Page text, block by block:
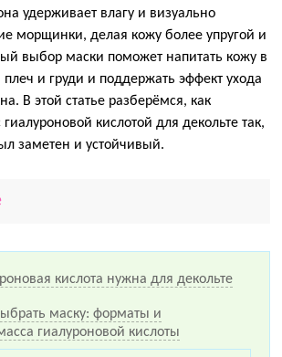
удерживает влагу и визуально
морщинки, делая кожу более упругой и
выбор маски поможет напитать кожу в
и груди и поддержать эффект ухода
В этой статье разберёмся, как
кислотой для декольте так,
заметен и устойчивый.
кислота нужна для декольте
маску: форматы и
гиалуроновой кислоты